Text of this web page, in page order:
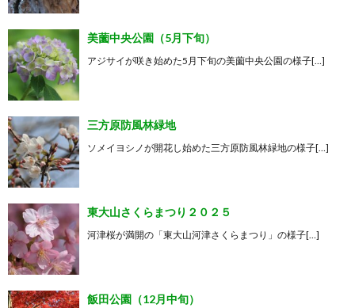
美薗中央公園（5月下旬）
アジサイが咲き始めた5月下旬の美薗中央公園の様子[…]
三方原防風林緑地
ソメイヨシノが開花し始めた三方原防風林緑地の様子[…]
東大山さくらまつり２０２５
河津桜が満開の「東大山河津さくらまつり」の様子[…]
飯田公園（12月中旬）